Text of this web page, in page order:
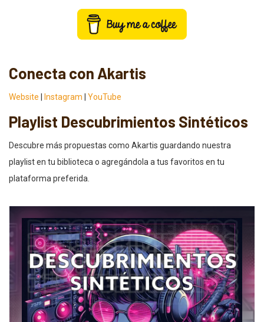
Conecta con Akartis
Website Instagram YouTube
Playlist Descubrimientos Sintéticos
Descubre más propuestas como Akartis guardando nuestra
playlist en tu biblioteca o agregándola a tus favoritos en tu
plataforma preferida.